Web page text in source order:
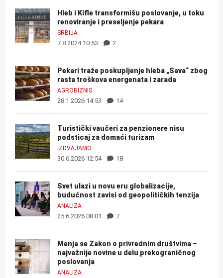
Hleb i Kifle transformišu poslovanje, u toku
renoviranje i preseljenje pekara
SRBIJA
7.8.2024 10:53 2
Pekari traže poskupljenje hleba „Sava“ zbog
rasta troškova energenata i zarada
AGROBIZNIS
28.1.2026 14:53 14
Turistički vaučeri za penzionere nisu
podsticaj za domaći turizam
IZDVAJAMO
30.6.2026 12:54 18
Svet ulazi u novu eru globalizacije,
budućnost zavisi od geopolitičkih tenzija
ANALIZA
25.6.2026 08:01 7
Menja se Zakon o privrednim društvima –
najvažnije novine u delu prekograničnog
poslovanja
ANALIZA